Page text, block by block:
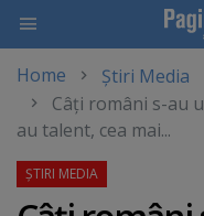
main
content
Home
Știri Media
Câţi români s-au
au talent, cea mai...